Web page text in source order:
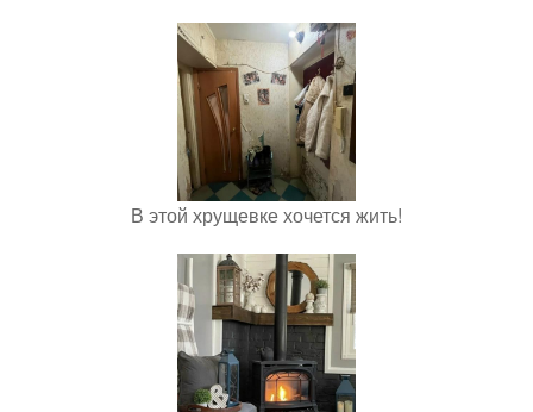
В этой хрущевке хочется жить!